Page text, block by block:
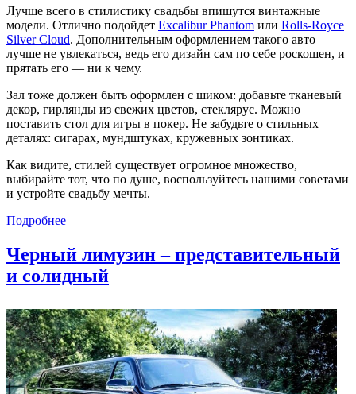
Лучше всего в стилистику свадьбы впишутся винтажные
модели. Отлично подойдет Excalibur Phantom или Rolls-Royce
Silver Cloud. Дополнительным оформлением такого авто
лучше не увлекаться, ведь его дизайн сам по себе роскошен, и
прятать его — ни к чему.
Зал тоже должен быть оформлен с шиком: добавьте тканевый
декор, гирлянды из свежих цветов, стеклярус. Можно
поставить стол для игры в покер. Не забудьте о стильных
деталях: сигарах, мундштуках, кружевных зонтиках.
Как видите, стилей существует огромное множество,
выбирайте тот, что по душе, воспользуйтесь нашими советами
и устройте свадьбу мечты.
Подробнее
Черный лимузин – представительный
и солидный